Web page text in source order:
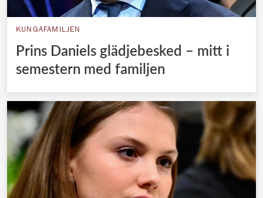
KUNGAFAMILJEN
Prins Daniels glädjebesked – mitt i
semestern med familjen